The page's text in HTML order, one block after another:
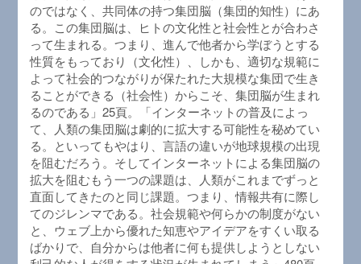
のではなく、共同体の持つ集団脳（集団的知性）にあ
る。この集団脳は、ヒトの文化性と社会性とが合わさ
って生まれる。つまり、進んで他者から学ぼうとする
性質をもっており（文化性）、しかも、適切な規範に
よって社会的つながりが保たれた大規模な集団で生き
ることができる（社会性）からこそ、集団脳が生まれ
るのである」25頁。「インターネットの普及によっ
て、人類の集団脳は劇的に拡大する可能性を秘めてい
る。といってもやはり、言語の違いが地球規模の出現
を阻むだろう。そしてインターネットによる集団脳の
拡大を阻むもう一つの課題は、人類がこれまでずっと
直面してきたのと同じ課題。つまり、情報共有に際し
てのジレンマである。社会規範や何らかの制度がない
と、ウェブ上から優れた知恵やアイデアをすくい取る
ばかりで、自分からは他者に何も提供しようとしない